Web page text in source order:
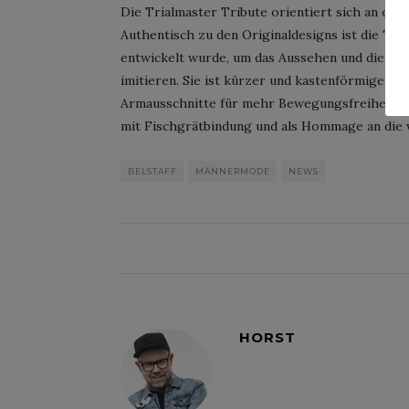
Die Trialmaster Tribute orientiert sich an
Authentisch zu den Originaldesigns ist die
entwickelt wurde, um das Aussehen und die
imitieren. Sie ist kürzer und kastenförmiger
Armausschnitte für mehr Bewegungsfreiheit.
mit Fischgrätbindung und als Hommage an
BELSTAFF MÄNNERMODE NEWS
HORST